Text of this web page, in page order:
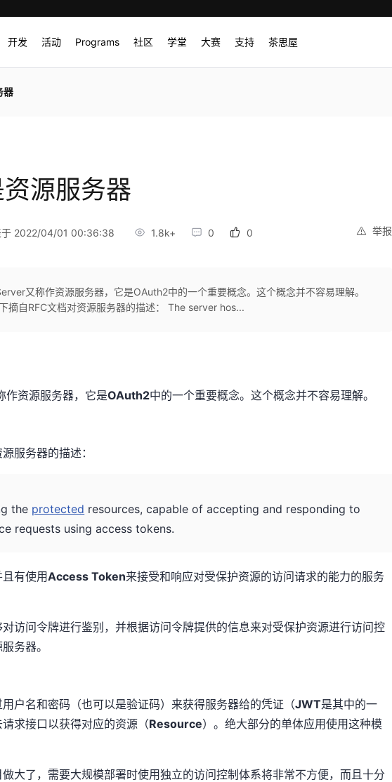
开发 活动 Programs 社区 学堂 大赛 支持 茶思屋
器
源服务器
举报
于 2022/04/01 00:36:38 1.8k+ 0 0
又称作资源服务器，它是OAuth2中的一个重要概念。这个概念并不容易理解。
摘自RFC文档对资源服务器的描述： The server hos...
作资源服务器，它是OAuth2中的一个重要概念。这个概念并不容易理解。
服务器的描述：
the protected resources, capable of accepting and responding to
requests using access tokens.
有使用Access Token来接受和响应对受保护资源的访问请求的能力的服务
访问令牌进行鉴别，并根据访问令牌提供的信息来对受保护资源进行访问控
务器。
户名和密码（也可以是验证码）来获得服务器给的凭证（JWT是其中的一
求接口以获得对应的资源（Resource）。绝大部分的单体应用使用这种模
大了，需要大规模部署时使用独立的访问控制体系将非常不方便，而且十分